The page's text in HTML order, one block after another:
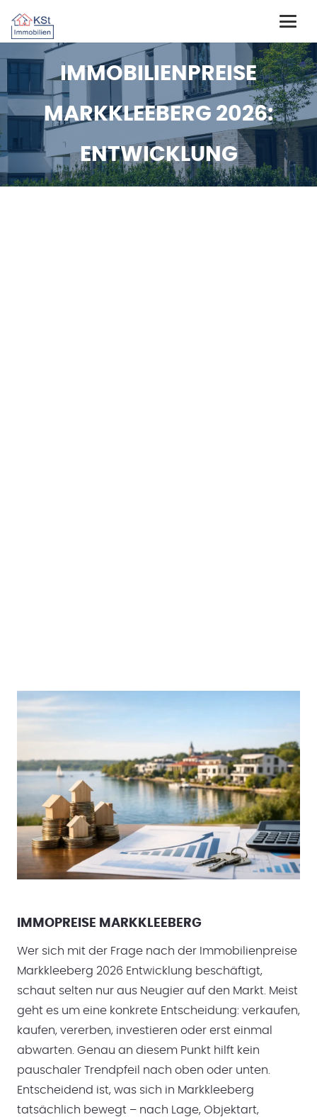
IMMOBILIENPREISE
MARKKLEEBERG 2026:
ENTWICKLUNG
IMMOPREISE MARKKLEEBERG
Wer sich mit der Frage nach der Immobilienpreise
Markkleeberg 2026 Entwicklung beschäftigt,
schaut selten nur aus Neugier auf den Markt. Meist
geht es um eine konkrete Entscheidung: verkaufen,
kaufen, vererben, investieren oder erst einmal
abwarten. Genau an diesem Punkt hilft kein
pauschaler Trendpfeil nach oben oder unten.
Entscheidend ist, was sich in Markkleeberg
tatsächlich bewegt – nach Lage, Objektart,